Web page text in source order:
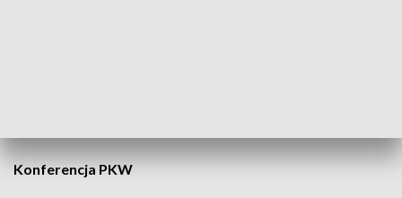
Konferencja PKW